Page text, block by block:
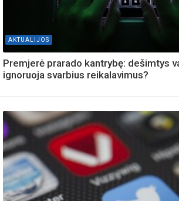
AKTUALIJOS
Premjerė prarado kantrybę: dešimtys
ignoruoja svarbius reikalavimus?